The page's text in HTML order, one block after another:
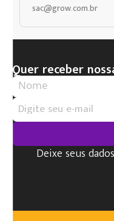
sac@grow.com.br
Quer receber
Deixe seus